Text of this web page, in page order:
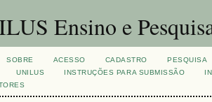
Ensino e
SOBRE ACESSO CADASTRO
PESQUISA
UNILUS INSTRUÇÕES PARA SUBMISSÃO